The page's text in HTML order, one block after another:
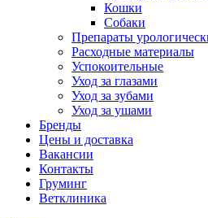
Кошки
Собаки
Препараты
Расходные материалы
Успокоительные
Уход за глазами
Уход за зубами
Уход за ушами
Бренды
Цены и доставка
Вакансии
Контакты
Груминг
Ветклиника